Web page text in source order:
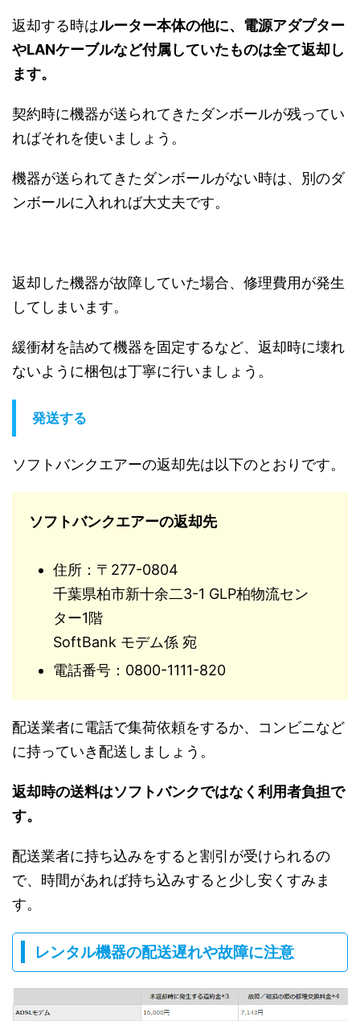
返却する時はルーター本体の他に、電源アダプター
やLANケーブルなど付属していたものは全て返却し
ます。
契約時に機器が送られてきたダンボールが残ってい
ればそれを使いましょう。
機器が送られてきたダンボールがない時は、別のダ
ンボールに入れれば大丈夫です。
返却した機器が故障していた場合、修理費用が発生
してしまいます。
緩衝材を詰めて機器を固定するなど、返却時に壊れ
ないように梱包は丁寧に行いましょう。
発送する
ソフトバンクエアーの返却先は以下のとおりです。
ソフトバンクエアーの返却先
住所：〒277-0804
千葉県柏市新十余二3-1 GLP柏物流セン
ター1階
SoftBank モデム係 宛
電話番号：0800-1111-820
配送業者に電話で集荷依頼をするか、コンビニなど
に持っていき配送しましょう。
返却時の送料はソフトバンクではなく利用者負担で
す。
配送業者に持ち込みをすると割引が受けられるの
で、時間があれば持ち込みすると少し安くすみま
す。
レンタル機器の配送遅れや故障に注意